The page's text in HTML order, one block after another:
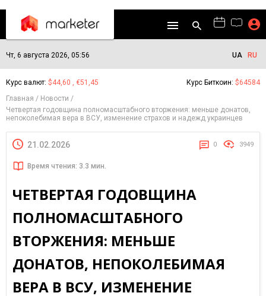
Чт, 6 августа 2026, 05:56 UA RU
Курс валют: $44,60 , €51,45 Курс Биткоин: $64584
Главная
Новости
Четвертая годовщина полномасштабного вторжения: меньше донатов,
непоколебимая вера в ВСУ, изменение страхов и надежд украинцев
21.02.2026 0 3949
Время чтения: 3.3 мин.
ЧЕТВЕРТАЯ ГОДОВЩИНА
ПОЛНОМАСШТАБНОГО
ВТОРЖЕНИЯ: МЕНЬШЕ
ДОНАТОВ, НЕПОКОЛЕБИМАЯ
ВЕРА В ВСУ, ИЗМЕНЕНИЕ